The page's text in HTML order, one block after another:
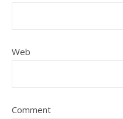
Web
Comment